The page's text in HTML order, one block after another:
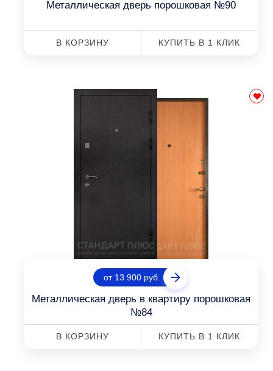
Металлическая дверь порошковая №90
В КОРЗИНУ КУПИТЬ В 1 КЛИК
от 13 900 руб.
Металлическая дверь в квартиру порошковая
№84
В КОРЗИНУ КУПИТЬ В 1 КЛИК